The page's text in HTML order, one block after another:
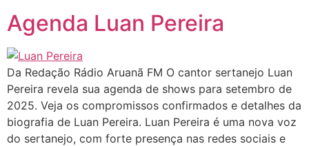
Agenda Luan Pereira
Da Redação Rádio Aruanã FM O cantor sertanejo Luan
Pereira revela sua agenda de shows para setembro de
2025. Veja os compromissos confirmados e detalhes da
biografia de Luan Pereira. Luan Pereira é uma nova voz
do sertanejo, com forte presença nas redes sociais e